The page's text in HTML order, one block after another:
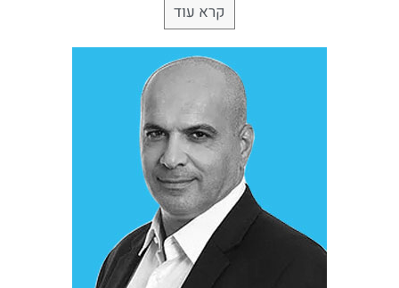
קרא עוד